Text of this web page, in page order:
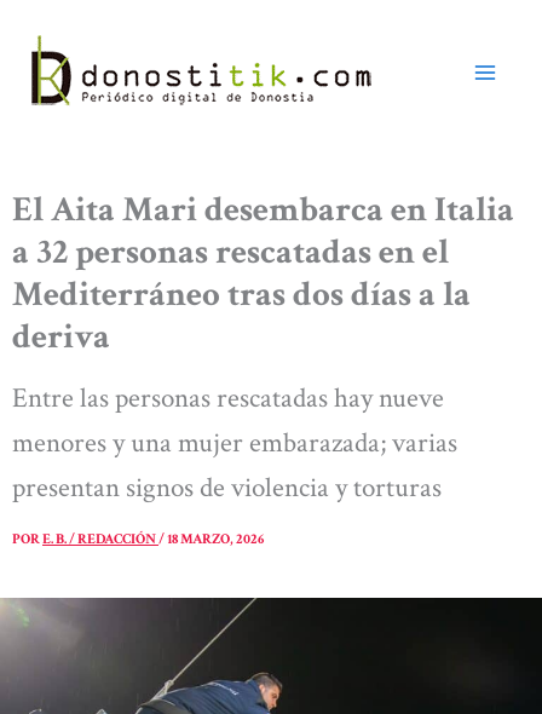
contenido
El Aita Mari desembarca en Italia
a 32 personas rescatadas en el
Mediterráneo tras dos días a la
deriva
Entre las personas rescatadas hay nueve
menores y una mujer embarazada; varias
presentan signos de violencia y torturas
PORE. B. / REDACCIÓN/18 MARZO, 2026